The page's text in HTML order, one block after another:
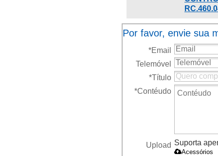
10490C
Por favor, envie sua
*Email
Telemóvel
*Título
*Contéudo
Upload Suporta
Acessórios